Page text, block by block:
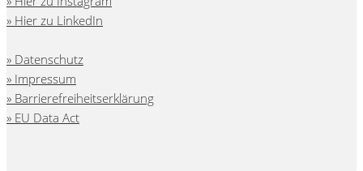
Hier zu LinkedIn
Datenschutz
Impressum
Barrierefreiheitserklärung
EU Data Act